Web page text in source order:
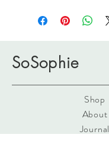
SoSophie
Shop
About
Journal